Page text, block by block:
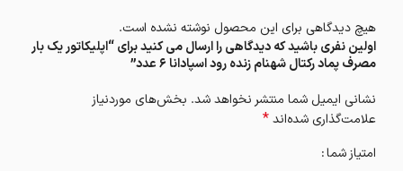
هیچ دیدگاهی برای این محصول نوشته نشده است.
اولین نفری باشید که دیدگاهی را ارسال می کنید برای “اپلیکاتور یک بار
مصرف پماد رکتال شهنام زنده رود اسپادانا 6 عدد”
نشانی ایمیل شما منتشر نخواهد شد. بخش‌های موردنیاز
علامت‌گذاری شده‌اند*
امتیاز شما